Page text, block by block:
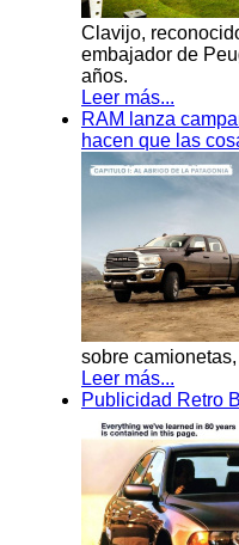
Clavijo,
embajador de
años.
Leer más...
RAM lanza
hacen que las
sobre
Leer más...
Publicidad Retro